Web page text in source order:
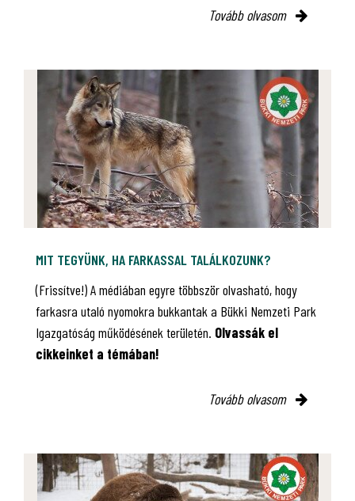
Tovább olvasom
MIT TEGYÜNK, HA FARKASSAL TALÁLKOZUNK?
(Frissítve!) A médiában egyre többször olvasható, hogy
farkasra utaló nyomokra bukkantak a Bükki Nemzeti Park
Igazgatóság működésének területén. Olvassák el
cikkeinket a témában!
Tovább olvasom